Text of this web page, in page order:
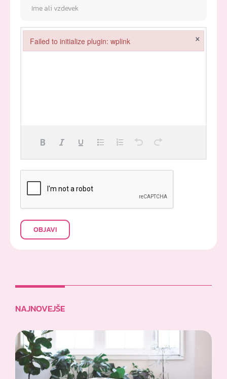
OBJAVI
NAJNOVEJŠE
Failed to initialize plugin: wplink ×
Failed to initialize plugin: wplink